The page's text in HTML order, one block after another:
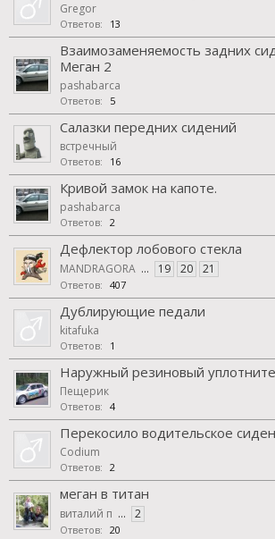
Gregor
Ответов: 13
Взаимозаменяемость задних
Меган 2
pashabarca
Ответов: 5
Салазки передних сидений
встречный
Ответов: 16
Кривой замок на капоте.
pashabarca
Ответов: 2
Дефлектор лобового стекла
MANDRAGORA ... 19 20 21
Ответов: 407
Дублирующие педали
kitafuka
Ответов: 1
Наружный резиновый
Пещерик
Ответов: 4
Перекосило водительское
Codium
Ответов: 2
меган в титан
виталий п ... 2
Ответов: 20